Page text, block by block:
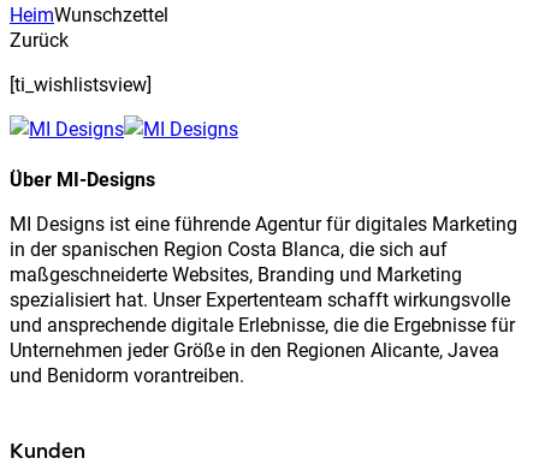
HeimWunschzettel
Zurück
[ti_wishlistsview]
Über MI-Designs
MI Designs ist eine führende Agentur für digitales Marketing
in der spanischen Region Costa Blanca, die sich auf
maßgeschneiderte Websites, Branding und Marketing
spezialisiert hat. Unser Expertenteam schafft wirkungsvolle
und ansprechende digitale Erlebnisse, die die Ergebnisse für
Unternehmen jeder Größe in den Regionen Alicante, Javea
und Benidorm vorantreiben.
Kunden